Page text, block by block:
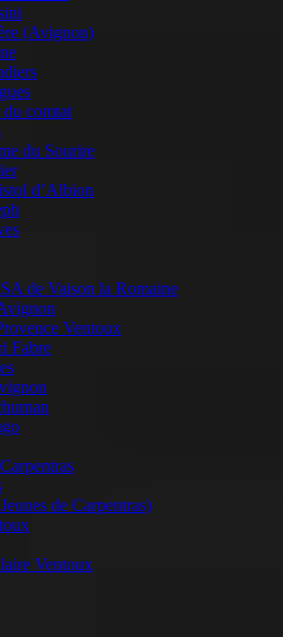
(Avignon)
comtat
du Sourire
d’Albion
de Vaison la Romaine
Ventoux
Fabre
de Carpentras)
Ventoux